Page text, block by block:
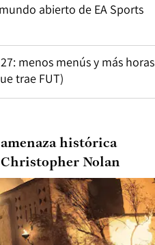
abierto de EA Sports
menos menús y más horas
trae FUT)
histórica
Christopher Nolan